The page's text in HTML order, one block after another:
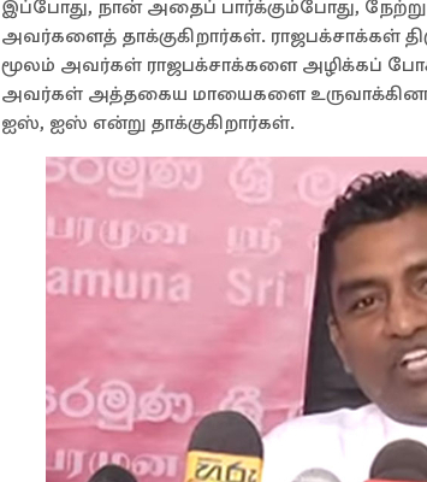
இப்போது, ​​நான் அதைப் பார்க்கும்போது,
அவர்களைத் தாக்குகிறார்கள். ராஜபக்சாக்கள்
மூலம் அவர்கள் ராஜபக்சாக்களை அழிக்கப்
அவர்கள் அத்தகைய மாயைகளை
ஐஸ், ஐஸ் என்று தாக்குகிறார்கள்.